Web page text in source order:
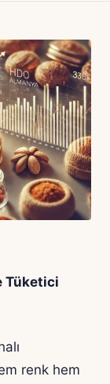
Tüketici
renk hem